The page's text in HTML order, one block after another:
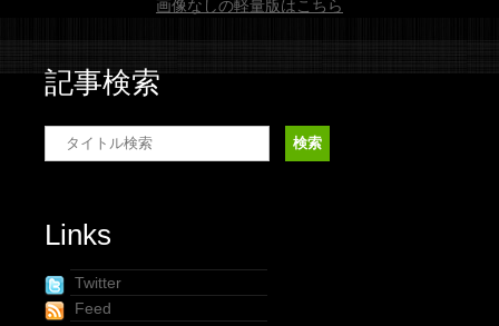
画像なしの軽量版はこちら
記事検索
Links
Twitter
Feed